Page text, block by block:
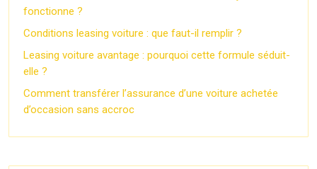
fonctionne ?
Conditions leasing voiture : que faut-il remplir ?
Leasing voiture avantage : pourquoi cette formule séduit-
elle ?
Comment transférer l’assurance d’une voiture achetée
d’occasion sans accroc